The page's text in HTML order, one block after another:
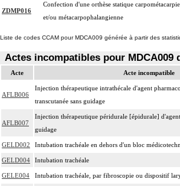
ZDMP016
Confection d'une orthèse statique
et/ou métacarpophalangienne
Liste de codes CCAM pour MDCA009 générée à partir des
Actes incompatibles pour MDCA009
Acte Acte incompatible
AFLB006
Injection thérapeutique intrathécale d'agent
transcutanée sans guidage
AFLB007
Injection thérapeutique péridurale [épidurale]
guidage
GELD002 Intubation trachéale en dehors d'un bloc
GELD004 Intubation trachéale
GELE004 Intubation trachéale, par fibroscopie ou dispositif